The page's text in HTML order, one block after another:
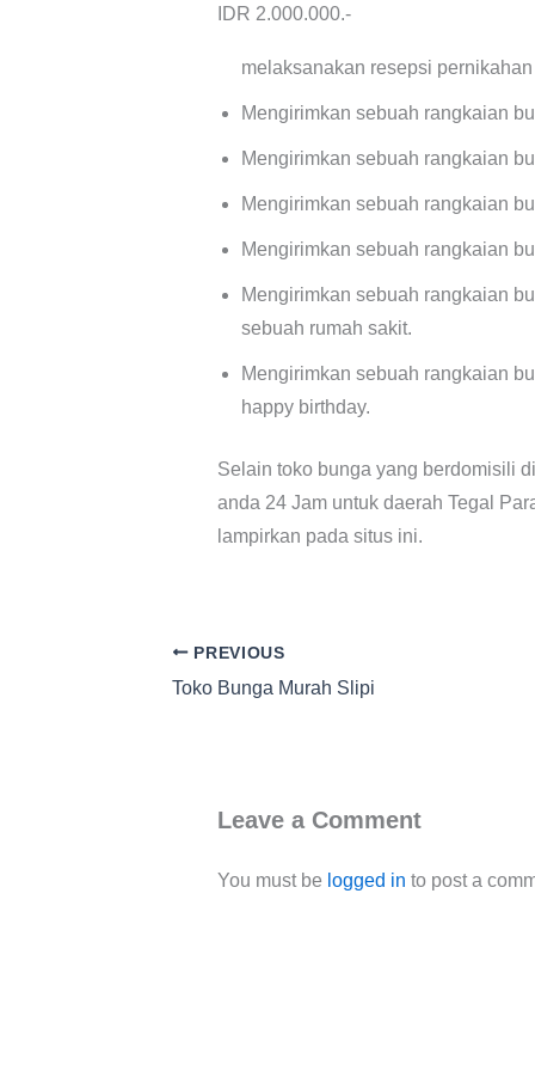
IDR 2.000.000.-
melaksanakan resepsi
Mengirimkan sebuah rangkaian
Mengirimkan sebuah rangkaian
Mengirimkan sebuah rangkaian
Mengirimkan sebuah rangkaian
Mengirimkan sebuah rangkaian
sebuah rumah sakit.
Mengirimkan sebuah rangkaian
happy birthday.
Selain toko bunga yang berdomisili
anda 24 Jam untuk daerah Tegal
lampirkan pada situs ini.
PREVIOUS
Toko Bunga Murah Slipi
Leave a Comment
You must be logged in to post a